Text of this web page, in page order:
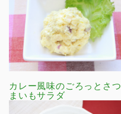
カレー風味のごろっとさつ
まいもサラダ